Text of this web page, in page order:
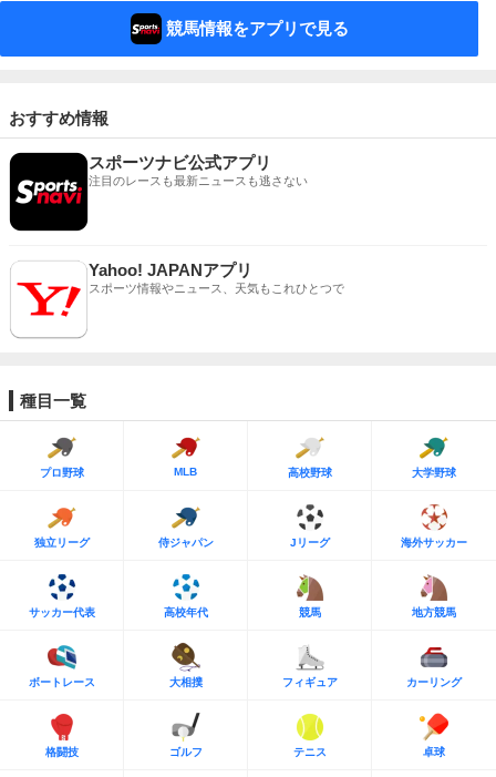
競馬情報をアプリで見る
おすすめ情報
スポーツナビ公式アプリ
注目のレースも最新ニュースも逃さない
Yahoo! JAPANアプリ
スポーツ情報やニュース、天気もこれひとつで
種目一覧
プロ野球 MLB 高校野球 大学野球
独立リーグ 侍ジャパン Jリーグ 海外サッカー
サッカー代表 高校年代 競馬 地方競馬
ボートレース 大相撲 フィギュア カーリング
格闘技 ゴルフ テニス 卓球